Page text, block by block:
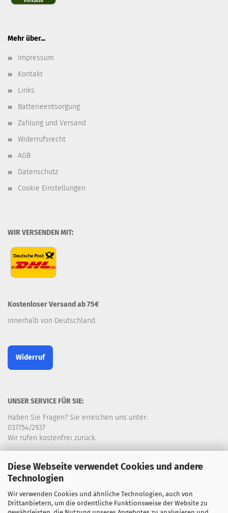
Diese Webseite verwendet Cookies und andere
Technologien
Wir verwenden Cookies und ähnliche Technologien, auch von
Drittanbietern, um die ordentliche Funktionsweise der Website zu
Mehr über...
Impressum
Kontakt
Links
Batterieentsorgung
Zahlung und Versand
Widerrufsrecht
AGB
Datenschutz
Cookie Einstellungen
WIR VERSENDEN MIT:
Kostenloser Versand ab 75€
innerhalb von Deutschland.
Widerruf
UNSER SERVICE FÜR SIE:
Haben Sie Fragen? Sie erreichen uns unter:
037754/2937
Wir rufen kostenfrei zurück.